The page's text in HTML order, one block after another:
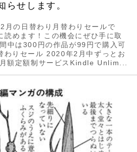
らせします。
の日替わり月替わりセールで
読めます！この機会にぜひ手に取
中は300円の作品が99円で購入可
わりセール 2020年2月中ずっとお
額定額制サービスKindle Unlim...